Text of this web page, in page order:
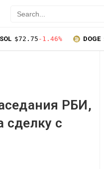
SOL $72.75 -1.46% DOGE
РБИ,
с